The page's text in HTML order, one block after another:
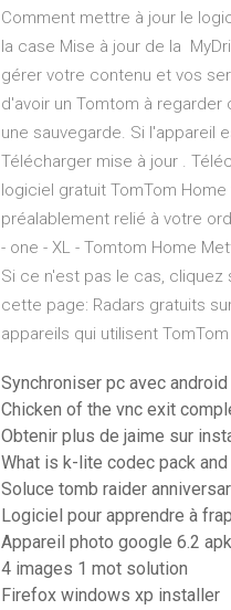
Comment mettre à jour le
la case Mise à jour de la
gérer votre contenu et vos
d'avoir un Tomtom à
une sauvegarde. Si l'appareil
Télécharger mise à jour .
logiciel gratuit TomTom
préalablement relié à votre
- one - XL - Tomtom Home
Si ce n'est pas le cas, cliquez
cette page: Radars gratuits
appareils qui utilisent
Synchroniser pc avec android
Chicken of the vnc exit
Obtenir plus de jaime sur
What is k-lite codec pack
Soluce tomb raider
Logiciel pour apprendre à
Appareil photo google 6.2 apk
4 images 1 mot solution
Firefox windows xp installer